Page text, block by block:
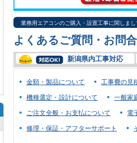
業務用エアコンのご購入・設置工事に関しまし
よくあるご質問・お問
新潟県内工事対応
金額・製品について 工事費の見
機種選定・設計について 一般家
ご注文全般・お支払について 電
修理・保証・アフターサポート